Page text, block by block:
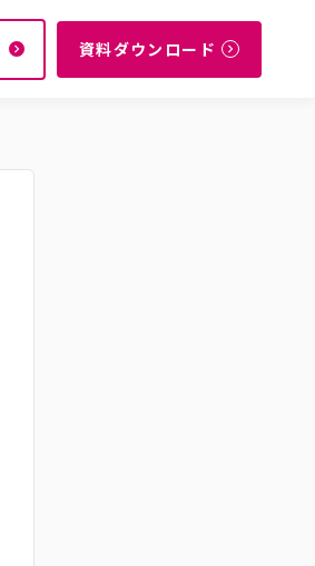
navigate_next 資料ダウンロード navigate_next